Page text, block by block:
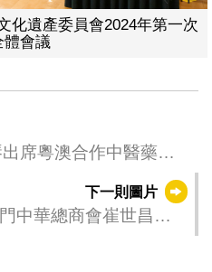
化遺產委員會2024年第一次
體會議
席粵澳合作中醫藥科
暨重點項目集中簽約儀
下一則圖片
中華總商會崔世昌會